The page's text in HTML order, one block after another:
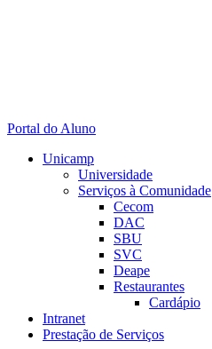
Portal do Aluno
Unicamp
Universidade
Serviços à Comunidade
Cecom
DAC
SBU
SVC
Deape
Restaurantes
Cardápio
Intranet
Prestação de Serviços